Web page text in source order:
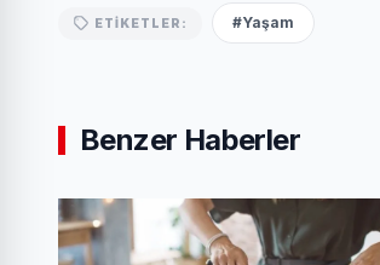
ETIKETLER: #Yaşam
Benzer Haberler